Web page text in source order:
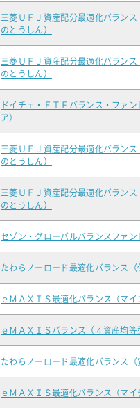
三菱ＵＦＪ資産配分最適化バラン
のとうしん）
三菱ＵＦＪ資産配分最適化バラン
のとうしん）
ドイチェ・ＥＴＦバランス・ファ
ア）
三菱ＵＦＪ資産配分最適化バラン
のとうしん）
三菱ＵＦＪ資産配分最適化バラン
のとうしん）
セゾン・グローバルバランスファン
たわらノーロード最適化バランス（
ｅＭＡＸＩＳ最適化バランス（マ
ｅＭＡＸＩＳバランス（４資産均等
たわらノーロード最適化バランス（
ｅＭＡＸＩＳ最適化バランス（マ